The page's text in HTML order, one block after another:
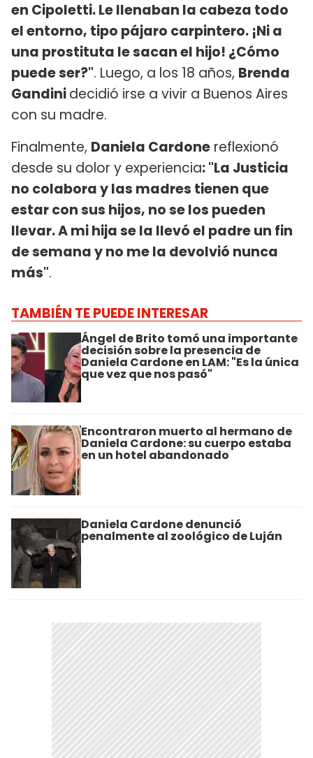
en Cipoletti. Le llenaban la cabeza todo
el entorno, tipo pájaro carpintero. ¡Ni a
una prostituta le sacan el hijo! ¿Cómo
puede ser?". Luego, a los 18 años, Brenda
Gandinidecidió irse a vivir a Buenos Aires
con su madre.
Finalmente, Daniela Cardone reflexionó
desde su dolor y experiencia: "La Justicia
no colabora y las madres tienen que
estar con sus hijos, no se los pueden
llevar. A mi hija se la llevó el padre un fin
de semana y no me la devolvió nunca
más".
TAMBIÉN TE PUEDE INTERESAR
Ángel de Brito tomó una importante
decisión sobre la presencia de
Daniela Cardone en LAM: "Es la única
que vez que nos pasó"
Encontraron muerto al hermano de
Daniela Cardone: su cuerpo estaba
en un hotel abandonado
Daniela Cardone denunció
penalmente al zoológico de Luján